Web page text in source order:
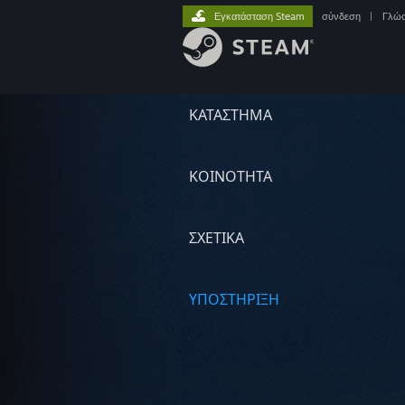
ΚΑΤΑΣΤΗΜΑ
ΚΟΙΝΟΤΗΤΑ
ΣΧΕΤΙΚΆ
ΥΠΟΣΤΗΡΙΞΗ
Εγκατάσταση Steam σύνδεση